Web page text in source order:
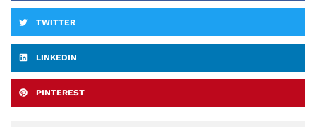
TWITTER
LINKEDIN
PINTEREST